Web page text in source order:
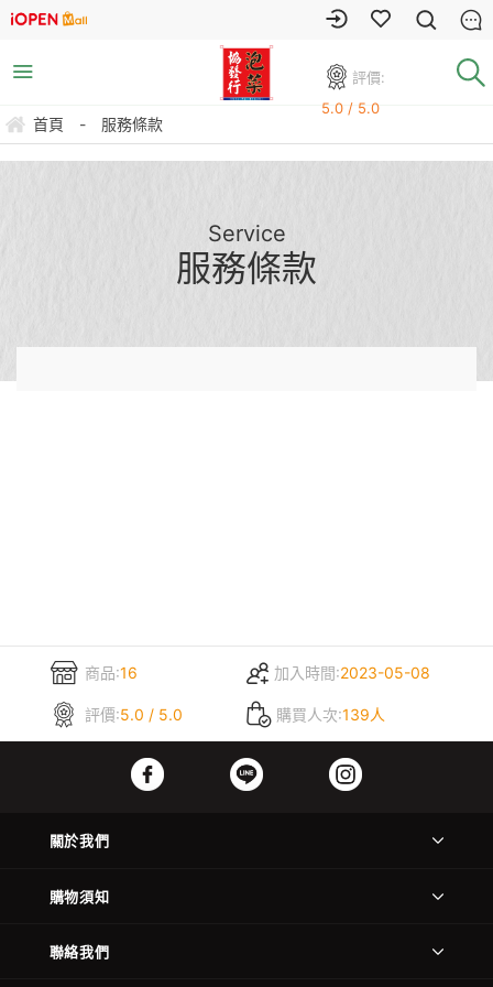
評價:
5.0 / 5.0
首頁 - 服務條款
Service
服務條款
商品:16 加入時間:2023-05-08
評價:5.0 / 5.0 購買人次:139人
關於我們
購物須知
聯絡我們